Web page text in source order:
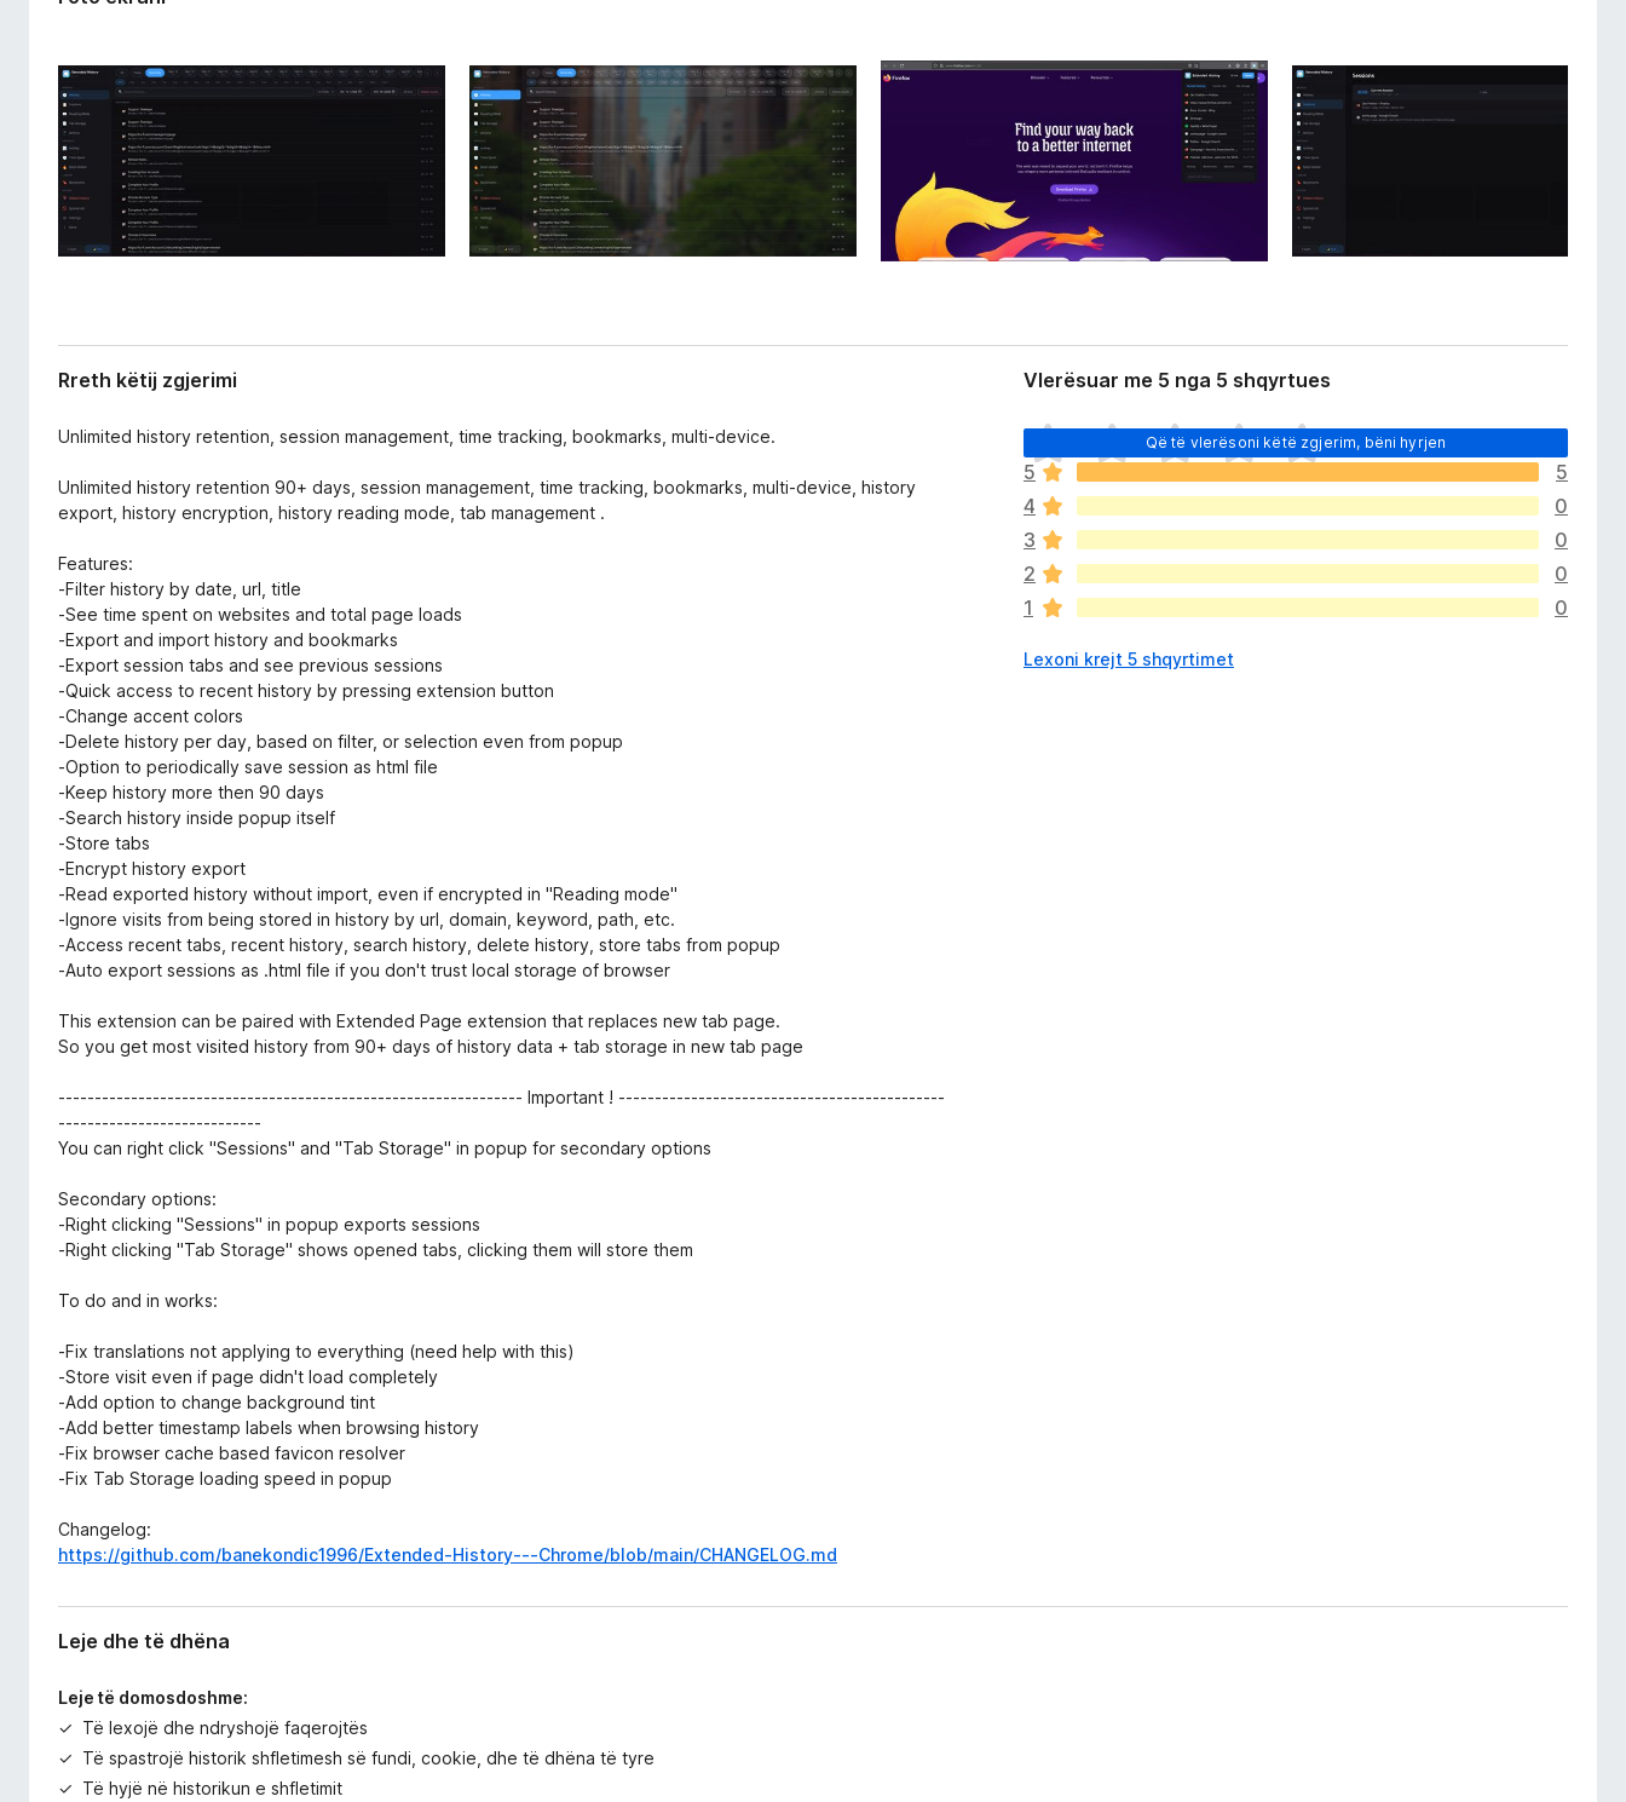
e
m
i
Rreth këtij zgjerimi
Unlimited history retention, session management, time tracking, bookmarks, multi-device.
Unlimited history retention 90+ days, session management, time tracking, bookmarks, multi-device, history
export, history encryption, history reading mode, tab management .
Features:
-Filter history by date, url, title
-See time spent on websites and total page loads
-Export and import history and bookmarks
-Export session tabs and see previous sessions
-Quick access to recent history by pressing extension button
-Change accent colors
-Delete history per day, based on filter, or selection even from popup
-Option to periodically save session as html file
-Keep history more then 90 days
-Search history inside popup itself
-Store tabs
-Encrypt history export
-Read exported history without import, even if encrypted in "Reading mode"
-Ignore visits from being stored in history by url, domain, keyword, path, etc.
-Access recent tabs, recent history, search history, delete history, store tabs from popup
-Auto export sessions as .html file if you don't trust local storage of browser
This extension can be paired with Extended Page extension that replaces new tab page.
So you get most visited history from 90+ days of history data + tab storage in new tab page
---------------------------------------------------------------- Important ! ---------------------------------------------
----------------------------
You can right click "Sessions" and "Tab Storage" in popup for secondary options
Secondary options:
-Right clicking "Sessions" in popup exports sessions
-Right clicking "Tab Storage" shows opened tabs, clicking them will store them
To do and in works:
-Fix translations not applying to everything (need help with this)
-Store visit even if page didn't load completely
-Add option to change background tint
-Add better timestamp labels when browsing history
-Fix browser cache based favicon resolver
-Fix Tab Storage loading speed in popup
Changelog:
https://github.com/banekondic1996/Extended-History---Chrome/blob/main/CHANGELOG.md
Vlerësuar me 5 nga 5 shqyrtues
Që të vlerësoni këtë zgjerim, bëni hyrjen
E
n
d
e
p
a
v
l
r
5
5
4
0
3
0
2
0
1
0
Lexoni krejt 5 shqyrtimet
Leje dhe të dhëna
Leje të domosdoshme:
Të lexojë dhe ndryshojë faqerojtës
Të spastrojë historik shfletimesh së fundi, cookie, dhe të dhëna të tyre
Të hyjë në historikun e shfletimit